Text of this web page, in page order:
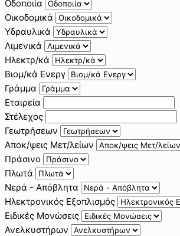
Οδοποιία
Οικοδομικά
Υδραυλικά
Λιμενικά
Ηλεκτρ/κά
Βιομ/κά Ενεργ
Γράμμα
Εταιρεία
Στέλεχος
Γεωτρήσεων
Αποκ/ψεις Μετ/λείων
Πράσινο
Πλωτά
Νερά - Απόβλητα
Ηλεκτρονικός Εξοπλισμός
Ειδικές Μονώσεις
Ανελκυστήρων